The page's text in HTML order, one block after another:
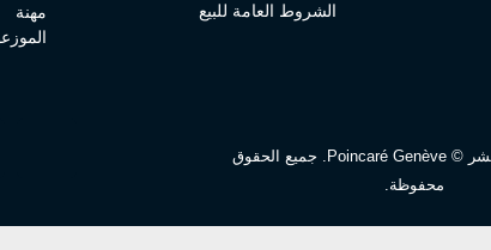
الشروط العامة للبيع
مهنة
حقوق الطبع والنشر © Poincaré Genève. جميع الحقوق
محفوظة.